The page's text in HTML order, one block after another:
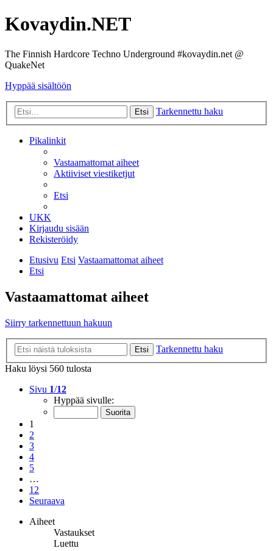
Kovaydin.NET
The Finnish Hardcore Techno Underground #kovaydin.net @
QuakeNet
Hyppää sisältöön
Etsi Tarkennettu haku
Pikalinkit
Vastaamattomat aiheet
Aktiiviset viestiketjut
Etsi
UKK
Kirjaudu sisään
Rekisteröidy
Etusivu Etsi Vastaamattomat aiheet
Etsi
Vastaamattomat aiheet
Siirry tarkennettuun hakuun
Etsi
Tarkennettu haku
Haku löysi 560 tulosta
Sivu 1/12
Hyppää sivulle:
1
2
3
4
5
…
12
Seuraava
Aiheet
Vastaukset
Luettu